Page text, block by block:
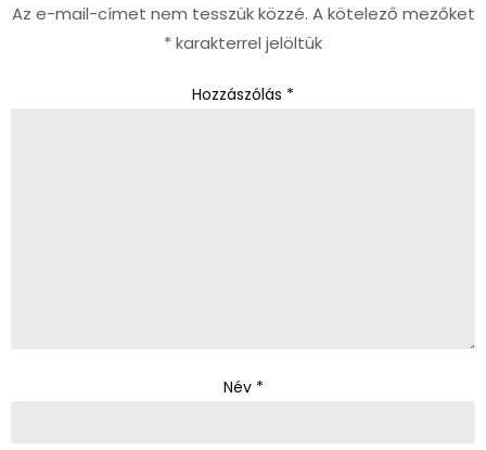
Az e-mail-címet nem tesszük közzé. A kötelező mezőket
* karakterrel jelöltük
Hozzászólás *
Név *